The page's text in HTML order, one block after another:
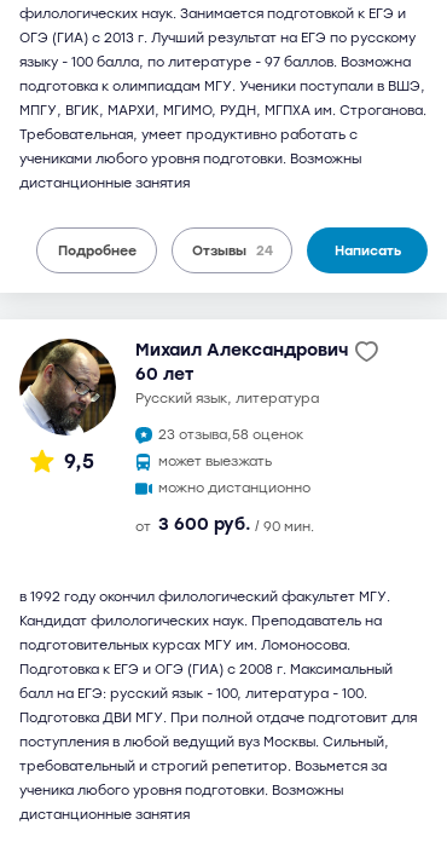
филологических наук. Занимается подготовкой к ЕГЭ и
ОГЭ (ГИА) с 2013 г. Лучший результат на ЕГЭ по русскому
языку - 100 балла, по литературе - 97 баллов. Возможна
подготовка к олимпиадам МГУ. Ученики поступали в ВШЭ,
МПГУ, ВГИК, МАРХИ, МГИМО, РУДН, МГПХА им. Строганова.
Требовательная, умеет продуктивно работать с
учениками любого уровня подготовки. Возможны
дистанционные занятия
Подробнее Отзывы 24 Написать
9,5
Михаил Александрович
60 лет
русский язык, литература
23 отзыва,58 оценок
может выезжать
можно дистанционно
от 3 600 руб. / 90 мин.
в 1992 году окончил филологический факультет МГУ.
Кандидат филологических наук. Преподаватель на
подготовительных курсах МГУ им. Ломоносова.
Подготовка к ЕГЭ и ОГЭ (ГИА) с 2008 г. Максимальный
балл на ЕГЭ: русский язык - 100, литература - 100.
Подготовка ДВИ МГУ. При полной отдаче подготовит для
поступления в любой ведущий вуз Москвы. Сильный,
требовательный и строгий репетитор. Возьмется за
ученика любого уровня подготовки. Возможны
дистанционные занятия